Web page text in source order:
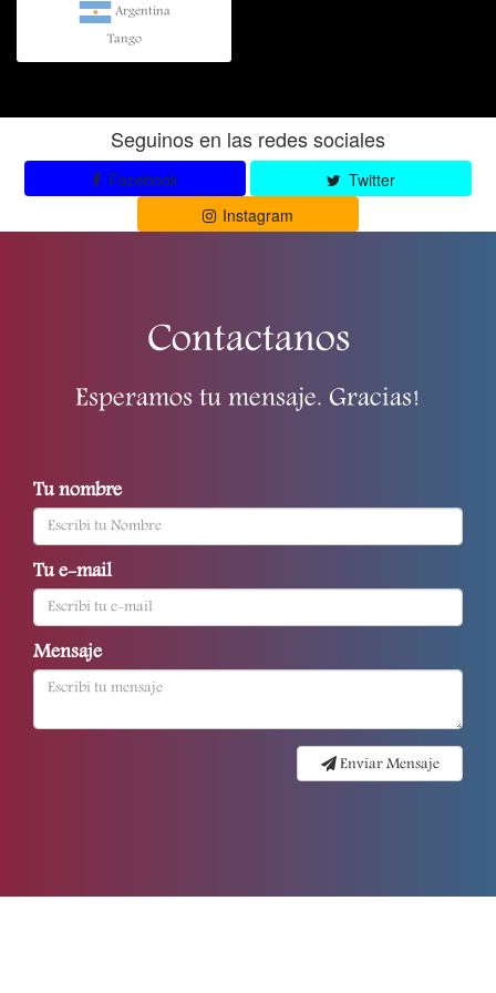
Argentina
Tango
Seguinos en las redes sociales
Facebook
Twitter
Instagram
Contactanos
Esperamos tu mensaje. Gracias!
Tu nombre
Tu e-mail
Mensaje
Enviar Mensaje